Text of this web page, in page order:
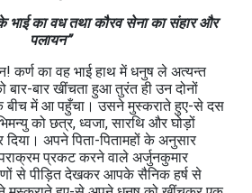
के भाई का वध तथा कौरव सेना का संहार और
पलायन”
कर्ण का वह भाई हाथ में धनुष ले अत्‍यन्‍त
बार खींचता हुआ तुरंत ही उन दोनों
के बीच में आ पहुँचा। उसने मुस्कराते हुए-से दस
को छत्र, ध्वजा, सारथि और घोड़ों
अपने पिता-पितामहों के अनुसार
प्रकट करने वाले अर्जुनकुमार
से पीड़ित देखकर आपके सैनिक हर्ष से